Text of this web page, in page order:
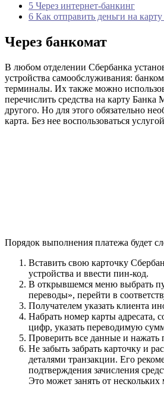
5 Через интернет-банкинг
6 Как отправить деньги на
Через банкомат
В любом отделении Сбербанка
устройства самообслуживания:
терминалы. Их также можно
перечислить средства на карту
другого. Но для этого обязательно
карта. Без нее воспользоваться
Порядок выполнения платежа будет
Вставить свою карточку
устройства и ввести пин-код.
В открывшемся меню выбрать
переводы», перейти в
Получателем указать клиента
Набрать номер карты адресата,
цифр, указать переводимую
Проверить все данные и нажать
Не забыть забрать карточку и
деталями транзакции. Его
подтверждения зачисления
Это может занять от